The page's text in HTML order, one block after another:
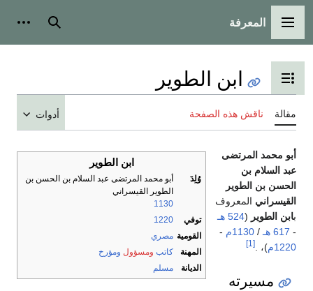
القائمة الرئيسية
المعرفة بحث
تبديل عرض جدول المحتويات
ابن الطوير
مقالة ناقش هذه الصفحة أدوات
ابن الطوير
وُلِدَ
أبو محمد المرتضى عبد السلام بن الحسن بن
الطوير القيسراني
1130
توفي
1220
القومية مصري
المهنة
كاتب ومسؤول ومؤرخ
الديانة
مسلم
أبو محمد المرتضى
عبد السلام بن
الحسن بن الطوير
القيسراني المعروف
بابن الطوير (524 هـ
- 617 هـ / 1130م
-
1220م
)، . [1]
مسيرته